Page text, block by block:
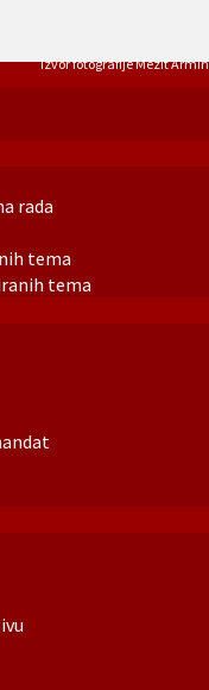
rada
tema
tema
Izvor fotografije Mezit Armin